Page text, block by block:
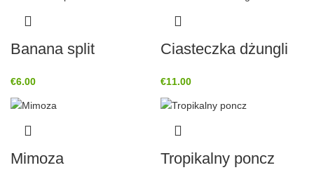
Banana split
€6.00
Ciasteczka dżungli
€11.00
Mimoza Tropikalny poncz